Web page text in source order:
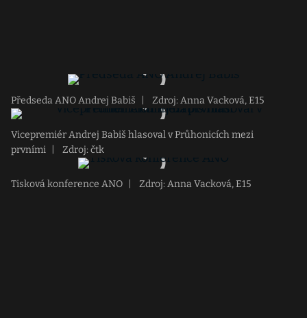
Předseda ANO Andrej Babiš Zdroj: Anna Vacková, E15
Vicepremiér Andrej Babiš hlasoval v Průhonicích mezi
prvními
Zdroj: čtk
Tisková konference ANO Zdroj: Anna Vacková, E15